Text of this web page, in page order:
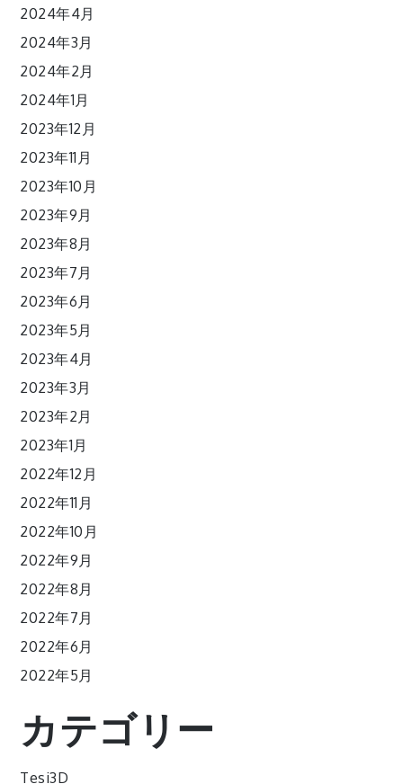
2024年4月
2024年3月
2024年2月
2024年1月
2023年12月
2023年11月
2023年10月
2023年9月
2023年8月
2023年7月
2023年6月
2023年5月
2023年4月
2023年3月
2023年2月
2023年1月
2022年12月
2022年11月
2022年10月
2022年9月
2022年8月
2022年7月
2022年6月
2022年5月
カテゴリー
Tesi3D